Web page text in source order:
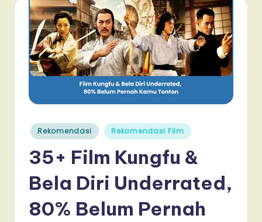
Posted
in
Rekomendasi Rekomendasi Film
35+ Film Kungfu &
Bela Diri Underrated,
80% Belum Pernah